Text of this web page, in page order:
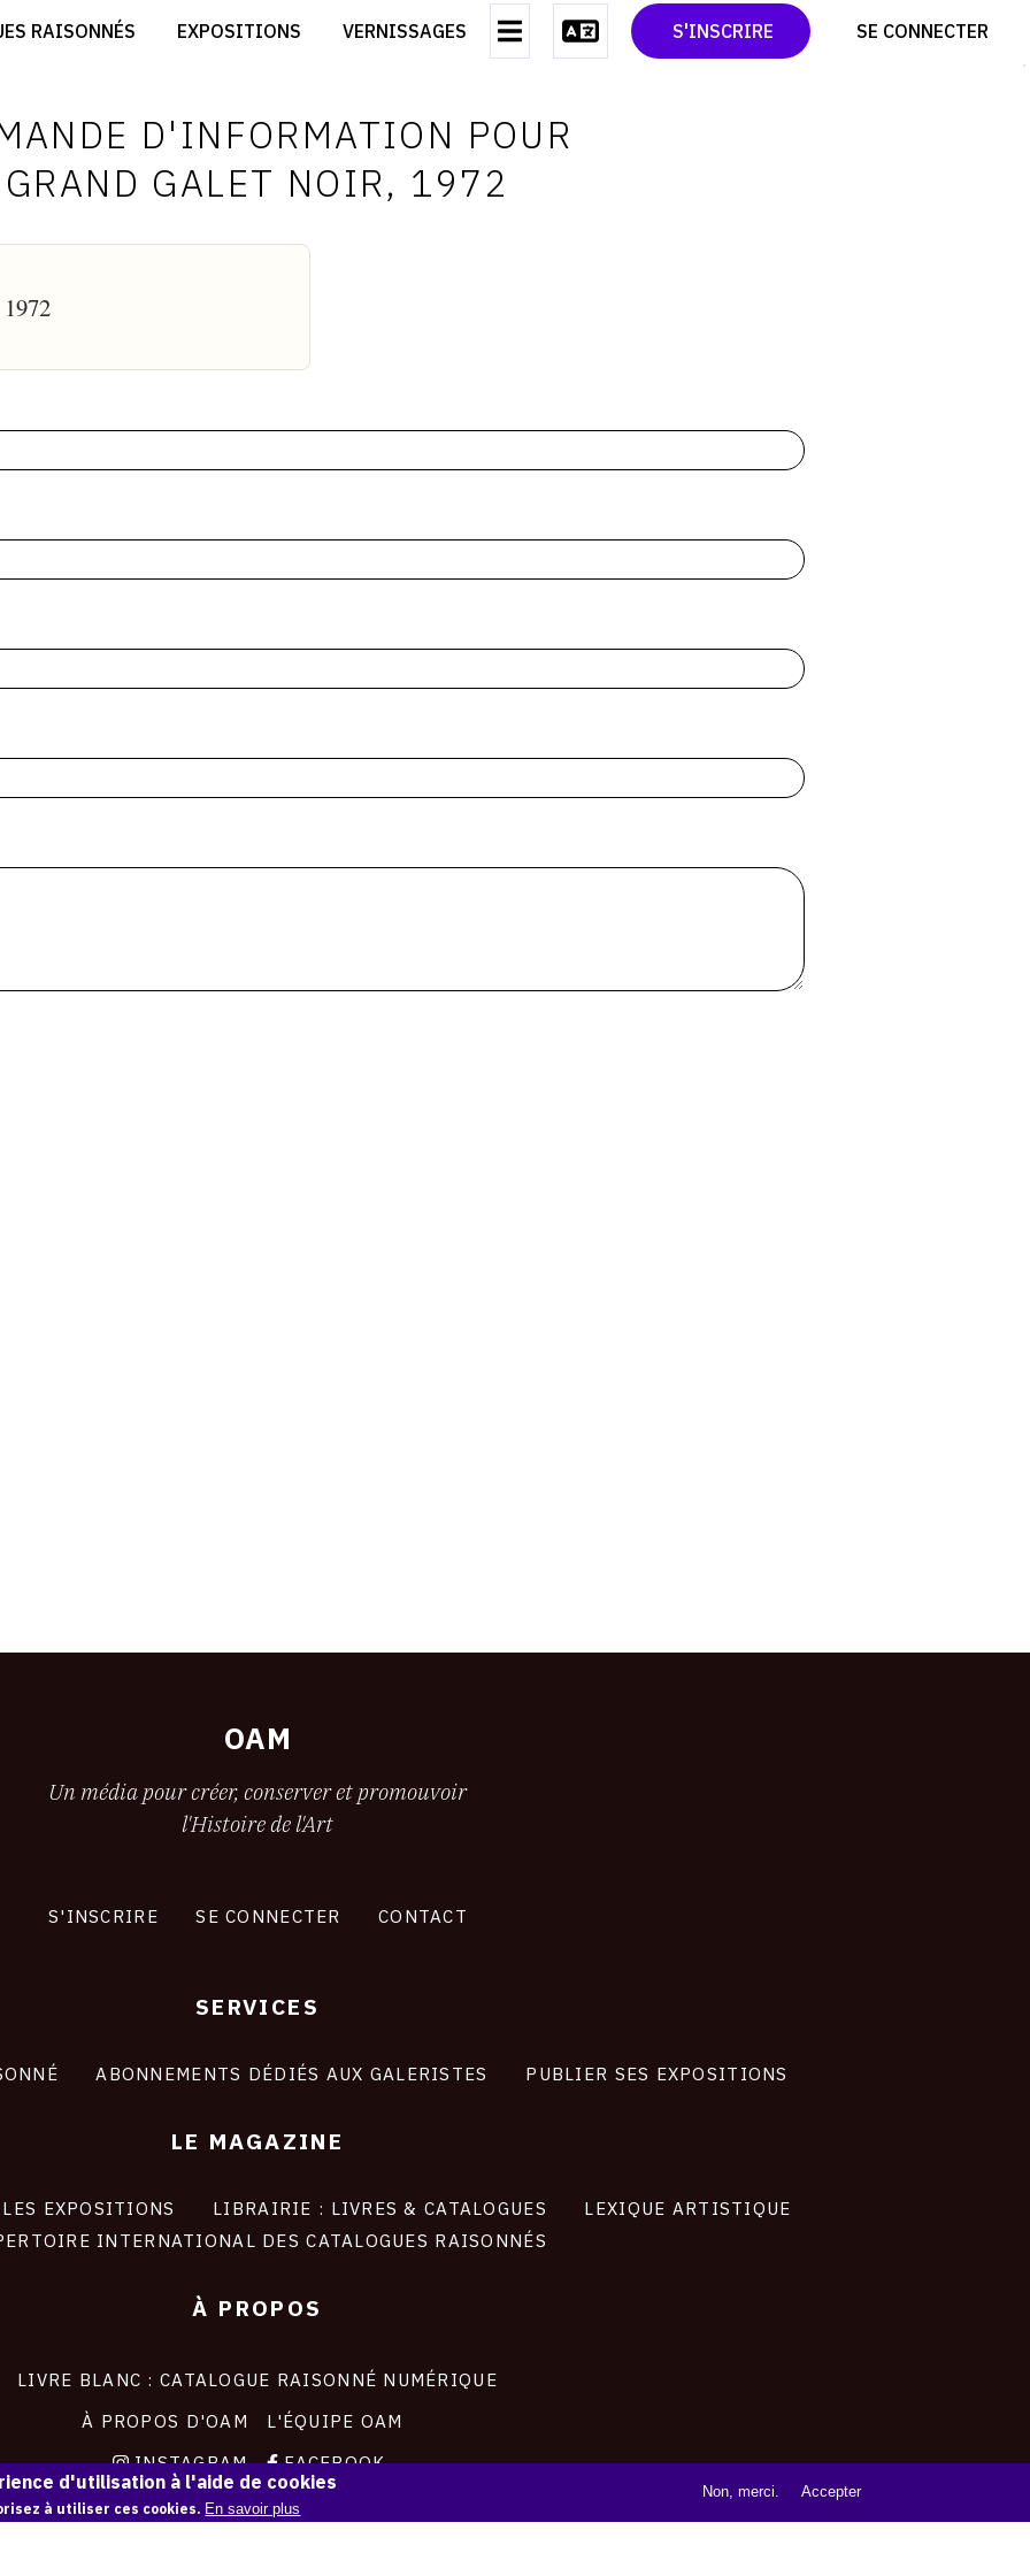
RAISONNÉS EXPOSITIONS VERNISSAGES S'INSCRIRE SE CONNECTER
CRÉER SON CATALOGUE D'EXPO
DEVENIR CONTRIBUTEUR
CONTACT
CGU
TWITTER
PINTEREST
D'INFORMATION POUR
GRAND GALET NOIR, 1972
OAM
Un média pour créer, conserver et promouvoir
l'Histoire de l'Art
S'INSCRIRE SE CONNECTER CONTACT
SERVICES
ABONNEMENTS DÉDIÉS AUX GALERISTES PUBLIER SES EXPOSITIONS
LE MAGAZINE
LES EXPOSITIONS LIBRAIRIE : LIVRES & CATALOGUES
LEXIQUE ARTISTIQUE
INTERNATIONAL DES CATALOGUES RAISONNÉS
À PROPOS
LIVRE BLANC : CATALOGUE RAISONNÉ NUMÉRIQUE
À PROPOS D'OAM
L'ÉQUIPE OAM
INSTAGRAM
FACEBOOK
CGU
CGV
d'utilisation à l'aide de cookies
à utiliser ces cookies. En savoir plus
Non, merci. Accepter